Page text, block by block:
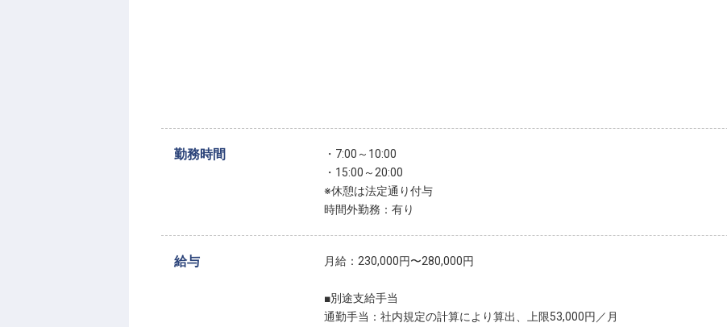
勤務時間
・7:00～10:00
・15:00～20:00
※休憩は法定通り付与
時間外勤務：有り
給与 月給：230,000円〜280,000円
■別途支給手当
通勤手当：社内規定の計算により算出、上限53,000円／月